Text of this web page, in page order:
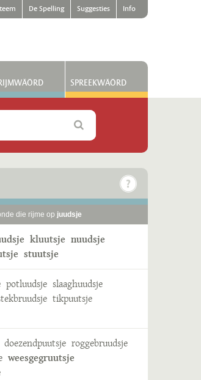
De Spelling Suggesties Info
SPREEKWÄÖRD
die rijme op juudsje
kluutsje nuudsje
stuutsje
potluudsje slaaghuudsje
tikpuutsje
doezendpuutsje roggebruudsje
weesgegruutsje